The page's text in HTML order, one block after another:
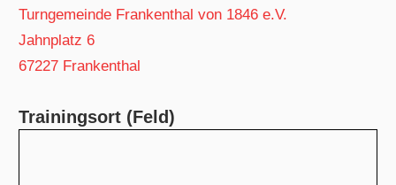
Turngemeinde Frankenthal von 1846 e.V.
Jahnplatz 6
67227 Frankenthal
Trainingsort (Feld)